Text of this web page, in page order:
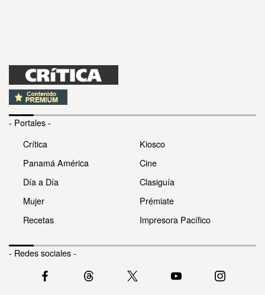
- Portales -
Crítica
Panamá América
Día a Día
Mujer
Recetas
Kiosco
Cine
Clasiguía
Prémiate
Impresora Pacífico
- Redes sociales -